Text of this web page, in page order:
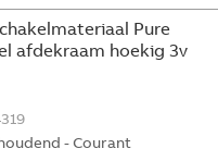
Pure
afdekraam hoekig 3v
- Courant